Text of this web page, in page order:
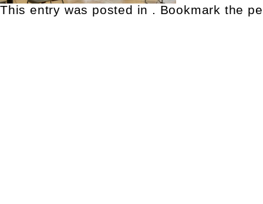
This entry was posted in . Bookmark the